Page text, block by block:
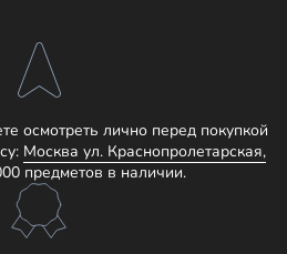
осмотреть лично перед покупкой
Москва ул. Краснопролетарская,
предметов в наличии.